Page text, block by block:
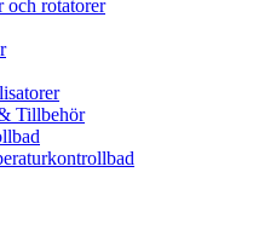
rotatorer
Tillbehör